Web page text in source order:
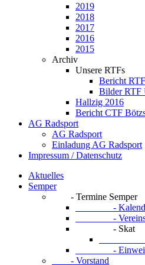
2019
2018
2017
2016
2015
Archiv
Unsere RTFs
Bericht
Bilder RTF
Hallzig 2016
Bericht CTF
AG Radsport
AG Radsport
Einladung AG Radsport
Impressum / Datenschutz
Aktuelles
Semper
- Termine Semper
- Kalender
-
- Skat
-
- Einweihung
- Vorstand